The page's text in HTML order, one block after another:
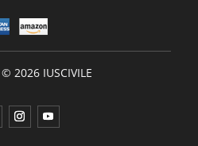
2026 IUSCIVILE